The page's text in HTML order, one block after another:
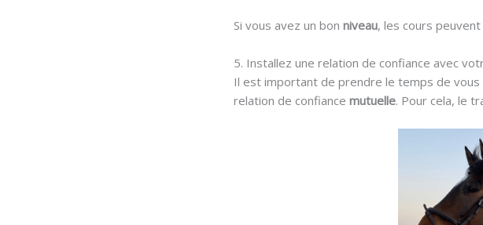
Si vous avez un bon niveau, les cours
5. Installez une relation de confiance avec
Il est important de prendre le temps de vous
relation de confiance mutuelle. Pour cela, le